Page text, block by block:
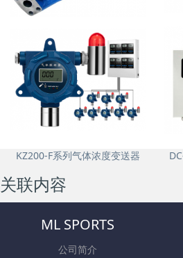
FK8-WK系列叶片泵
KZ200-F系列气体浓度变送器
关联内容
ML SPORTS
公司简介